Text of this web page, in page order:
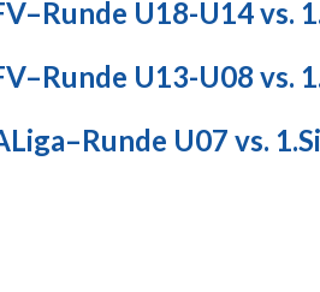
U18-U14 vs.
U13-U08 vs.
U07 vs.